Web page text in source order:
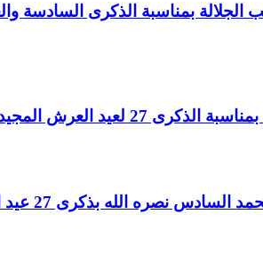
الجلالة بمناسبة الذكرى
العرش المجيد
الله بذكرى 27 عيد العرش المجيد